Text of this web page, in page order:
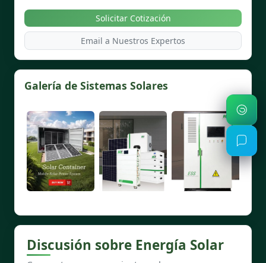
Solicitar Cotización
Email a Nuestros Expertos
Galería de Sistemas Solares
Discusión sobre Energía Solar